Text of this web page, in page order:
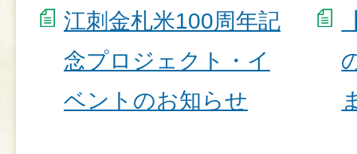
江刺金札米100周年記
念プロジェクト・イ
ベントのお知らせ